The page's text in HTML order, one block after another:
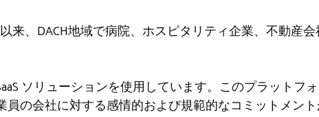
来、DACH地域で病院、ホスピタリティ企業、不動産
ソリューションを使用しています。このプラットフ
の会社に対する感情的および規範的なコミットメント